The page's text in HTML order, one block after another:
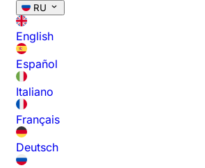
RU
English
Español
Italiano
Français
Deutsch